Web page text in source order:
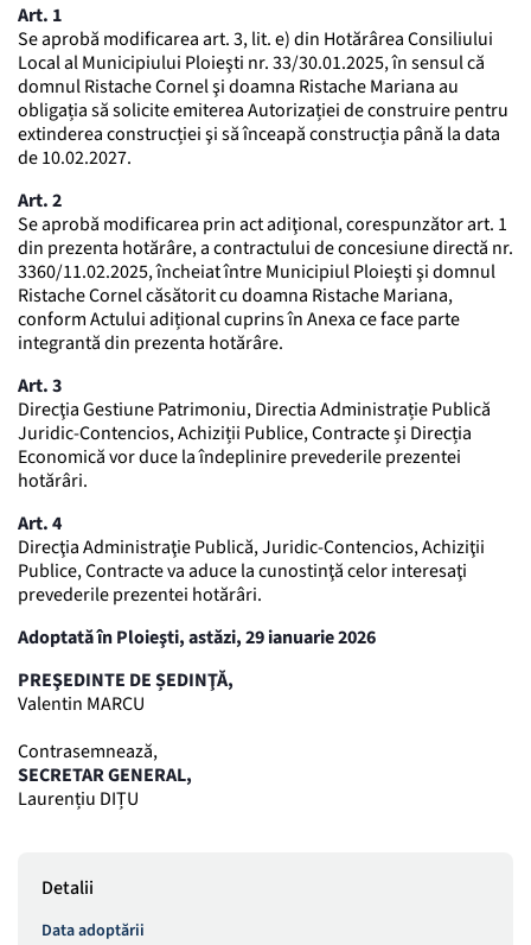
Art. 1
Se aprobă modificarea art. 3, lit. e) din Hotărârea Consiliului
Local al Municipiului Ploieşti nr. 33/30.01.2025, în sensul că
domnul Ristache Cornel şi doamna Ristache Mariana au
obligația să solicite emiterea Autorizației de construire pentru
extinderea construcției şi să înceapă construcția până la data
de 10.02.2027.
Art. 2
Se aprobă modificarea prin act adiţional, corespunzător art. 1
din prezenta hotărâre, a contractului de concesiune directă nr.
3360/11.02.2025, încheiat între Municipiul Ploieşti şi domnul
Ristache Cornel căsătorit cu doamna Ristache Mariana,
conform Actului adițional cuprins în Anexa ce face parte
integrantă din prezenta hotărâre.
Art. 3
Direcţia Gestiune Patrimoniu, Directia Administrație Publică
Juridic-Contencios, Achiziții Publice, Contracte și Direcția
Economică vor duce la îndeplinire prevederile prezentei
hotărâri.
Art. 4
Direcţia Administraţie Publică, Juridic-Contencios, Achiziţii
Publice, Contracte va aduce la cunostinţă celor interesaţi
prevederile prezentei hotărâri.
Adoptată în Ploieşti, astăzi, 29 ianuarie 2026
PREŞEDINTE DE ȘEDINŢĂ,
Valentin MARCU
Contrasemnează,
SECRETAR GENERAL,
Laurențiu DIȚU
Detalii
Data adoptării